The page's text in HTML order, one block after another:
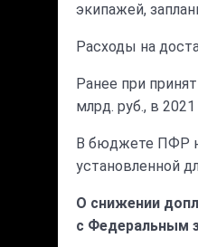
экипажей,
Расходы на
Ранее при
млрд. руб., в
В бюджете ПФР
установленной
О снижении
с Федеральным